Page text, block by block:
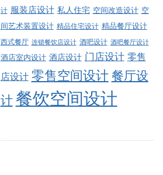
计 服装店设计 私人住宅 空间改造设计 空
间艺术装置设计 精品住宅设计 精品餐厅设计
西式餐厅 连锁餐饮店设计 酒吧设计 酒吧餐厅设计
酒店室内设计 酒店设计 门店设计 零售
店设计 零售空间设计 餐厅设
计 餐饮空间设计